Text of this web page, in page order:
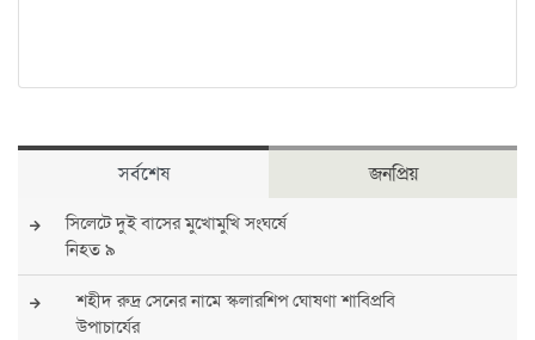
সর্বশেষ জনপ্রিয়
সিলেটে দুই বাসের মুখোমুখি সংঘর্ষে
নিহত ৯
শহীদ রুদ্র সেনের নামে স্কলারশিপ ঘোষণা শাবিপ্রবি
উপাচার্যের